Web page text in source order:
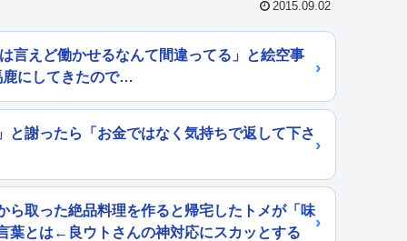
2015.09.02
言えど働かせるなんて間違ってる」と絵空事
にしてきたので…
謝ったら「お金ではなく気持ちで返して下さ
取った絶品料理を作ると帰宅したトメが「味
葉とは←良ウトさんの神対応にスカッとする